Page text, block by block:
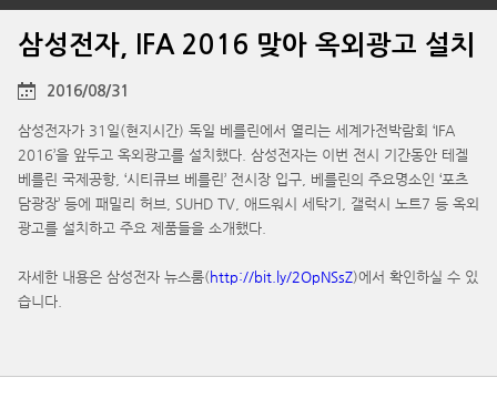
삼성전자, IFA 2016 맞아 옥외광고 설치
2016/08/31
삼성전자가 31일(현지시간) 독일 베를린에서 열리는 세계가전박람회 ‘IFA
2016’을 앞두고 옥외광고를 설치했다. 삼성전자는 이번 전시 기간동안 테겔
베를린 국제공항, ‘시티큐브 베를린’ 전시장 입구, 베를린의 주요명소인 ‘포츠
담광장’ 등에 패밀리 허브, SUHD TV, 애드워시 세탁기, 갤럭시 노트7 등 옥외
광고를 설치하고 주요 제품들을 소개했다.
자세한 내용은 삼성전자 뉴스룸(http://bit.ly/2OpNSsZ)에서 확인하실 수 있
습니다.